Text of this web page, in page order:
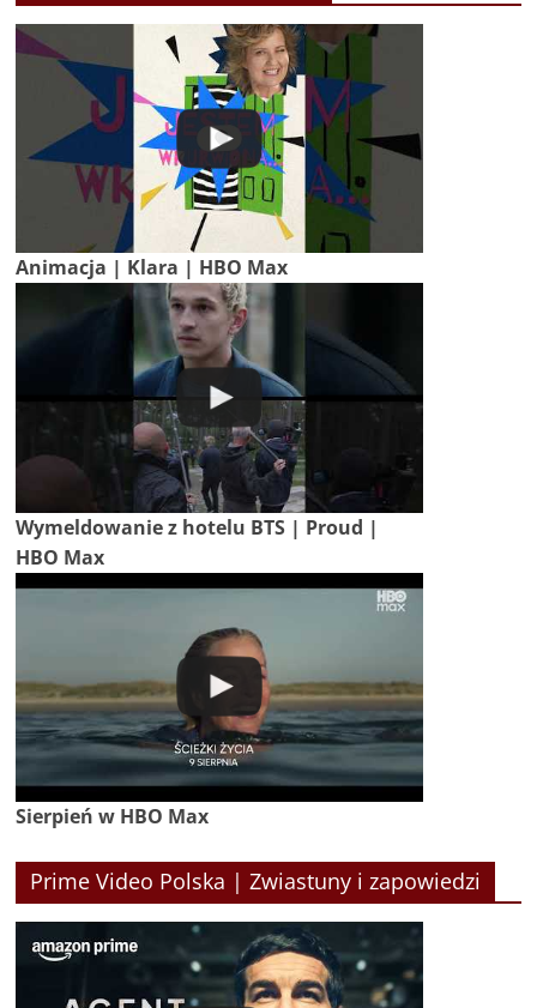
Animacja | Klara | HBO Max
Wymeldowanie z hotelu BTS | Proud |
HBO Max
Sierpień w HBO Max
Prime Video Polska | Zwiastuny i zapowiedzi